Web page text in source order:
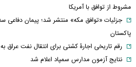
مشروط از توافق با آمریکا
جزئیات «توافق مکه» منتشر شد؛ پیمان دفاعی
پاکستان
رقم تاریخی اجارۀ کشتی برای انتقال نفت عراق
نتایج آزمون مدارس سمپاد اعلام شد